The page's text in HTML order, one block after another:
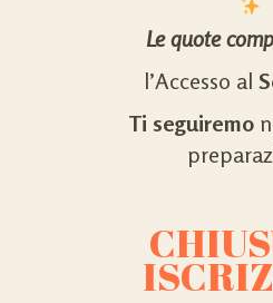
Le quote
l’Accesso al
Ti seguiremo